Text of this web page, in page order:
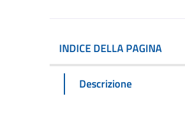
INDICE DELLA PAGINA
Descrizione